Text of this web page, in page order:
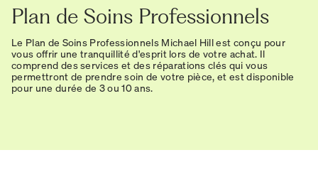
Plan de Soins Professionnels
Le Plan de Soins Professionnels Michael Hill est conçu pour
vous offrir une tranquillité d'esprit lors de votre achat. Il
comprend des services et des réparations clés qui vous
permettront de prendre soin de votre pièce, et est disponible
pour une durée de 3 ou 10 ans.